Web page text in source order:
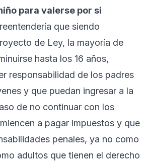
para valerse por si
que siendo
de Ley, la mayoría de
hasta los 16 años,
responsabilidad de los padres
y que puedan ingresar a la
de no continuar con los
a pagar impuestos y que
penales, ya no como
adultos que tienen el derecho